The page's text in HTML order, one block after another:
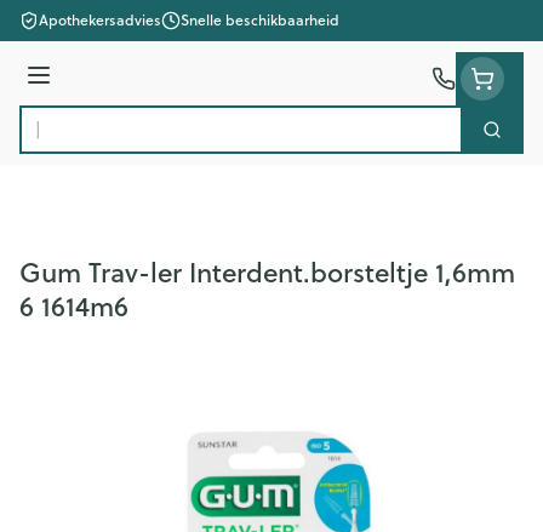
Ga naar de inhoud
Apothekersadvies Snelle beschikbaarheid
Menu
Product, merk, categorie... Zoek
Gum Trav-ler Interdent.borsteltje 1,6mm
6 1614m6